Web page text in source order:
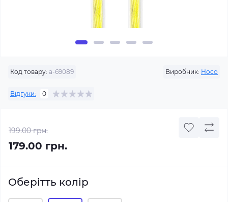
Код товару: a-69089 Виробник: Hoco
Відгуки: 0
199.00 грн.
179.00 грн.
Оберітть колір